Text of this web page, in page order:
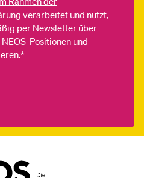
verarbeitet und nutzt,
per Newsletter über
Positionen und